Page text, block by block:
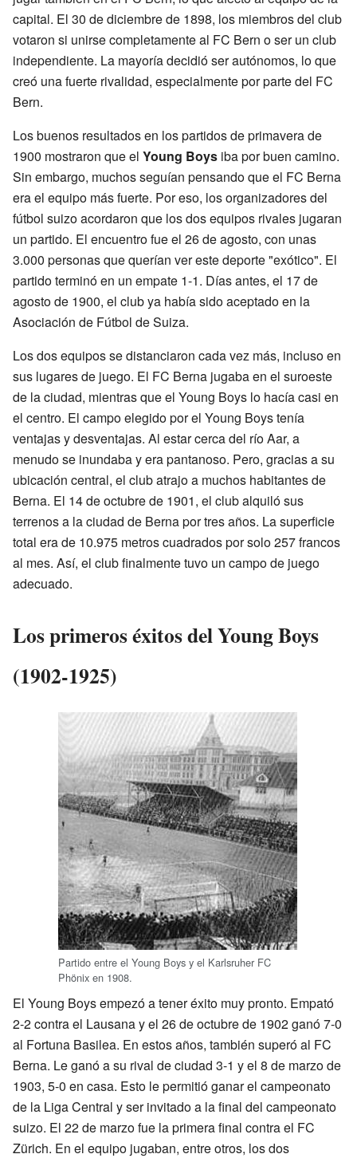
capital. El 30 de diciembre de 1898, los miembros del club
votaron si unirse completamente al FC Bern o ser un club
independiente. La mayoría decidió ser autónomos, lo que
creó una fuerte rivalidad, especialmente por parte del FC
Bern.
Los buenos resultados en los partidos de primavera de
1900 mostraron que el Young Boys iba por buen camino.
Sin embargo, muchos seguían pensando que el FC Berna
era el equipo más fuerte. Por eso, los organizadores del
fútbol suizo acordaron que los dos equipos rivales jugaran
un partido. El encuentro fue el 26 de agosto, con unas
3.000 personas que querían ver este deporte "exótico". El
partido terminó en un empate 1-1. Días antes, el 17 de
agosto de 1900, el club ya había sido aceptado en la
Asociación de Fútbol de Suiza.
Los dos equipos se distanciaron cada vez más, incluso en
sus lugares de juego. El FC Berna jugaba en el suroeste
de la ciudad, mientras que el Young Boys lo hacía casi en
el centro. El campo elegido por el Young Boys tenía
ventajas y desventajas. Al estar cerca del río Aar, a
menudo se inundaba y era pantanoso. Pero, gracias a su
ubicación central, el club atrajo a muchos habitantes de
Berna. El 14 de octubre de 1901, el club alquiló sus
terrenos a la ciudad de Berna por tres años. La superficie
total era de 10.975 metros cuadrados por solo 257 francos
al mes. Así, el club finalmente tuvo un campo de juego
adecuado.
Los primeros éxitos del Young Boys
(1902-1925)
Partido entre el Young Boys y el Karlsruher FC
Phönix en 1908.
El Young Boys empezó a tener éxito muy pronto. Empató
2-2 contra el Lausana y el 26 de octubre de 1902 ganó 7-0
al Fortuna Basilea. En estos años, también superó al FC
Berna. Le ganó a su rival de ciudad 3-1 y el 8 de marzo de
1903, 5-0 en casa. Esto le permitió ganar el campeonato
de la Liga Central y ser invitado a la final del campeonato
suizo. El 22 de marzo fue la primera final contra el FC
Zürich. En el equipo jugaban, entre otros, los dos